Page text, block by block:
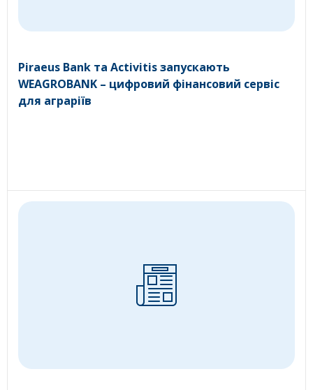
Piraeus Bank та Activitis запускають
WEAGROBANK – цифровий фінансовий сервіс
для аграріїв